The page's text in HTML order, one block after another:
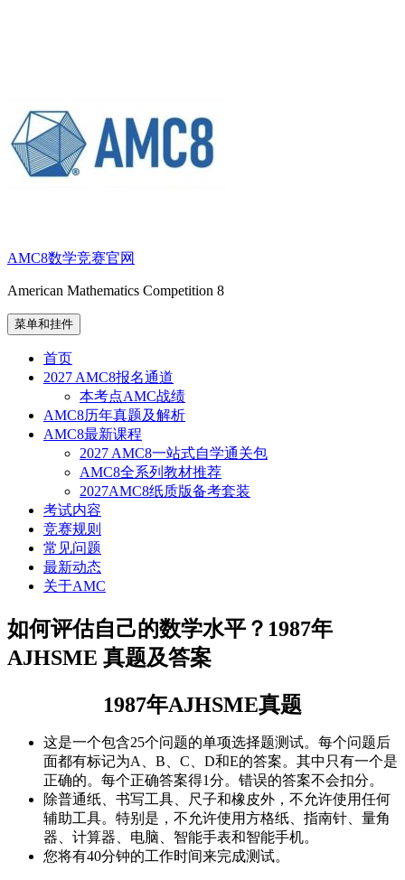
AMC8数学竞赛官网
American Mathematics Competition 8
菜单和挂件
首页
2027 AMC8报名通道
本考点AMC战绩
AMC8历年真题及解析
AMC8最新课程
2027 AMC8一站式自学通关包
AMC8全系列教材推荐
2027AMC8纸质版备考套装
考试内容
竞赛规则
常见问题
最新动态
关于AMC
如何评估自己的数学水平？1987年
AJHSME 真题及答案
1987年AJHSME真题
这是一个包含25个问题的单项选择题测试。每个问题后
面都有标记为A、B、C、D和E的答案。其中只有一个是
正确的。每个正确答案得1分。错误的答案不会扣分。
除普通纸、书写工具、尺子和橡皮外，不允许使用任何
辅助工具。特别是，不允许使用方格纸、指南针、量角
器、计算器、电脑、智能手表和智能手机。
您将有40分钟的工作时间来完成测试。